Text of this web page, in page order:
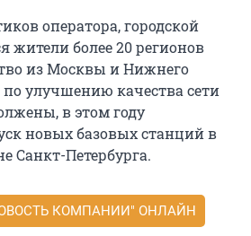
оператора, городской
жители более 20 регионов
из Москвы и Нижнего
улучшению качества сети
в этом году
новых базовых станций в
Санкт-Петербурга.
КОМПАНИИ" ОНЛАЙН